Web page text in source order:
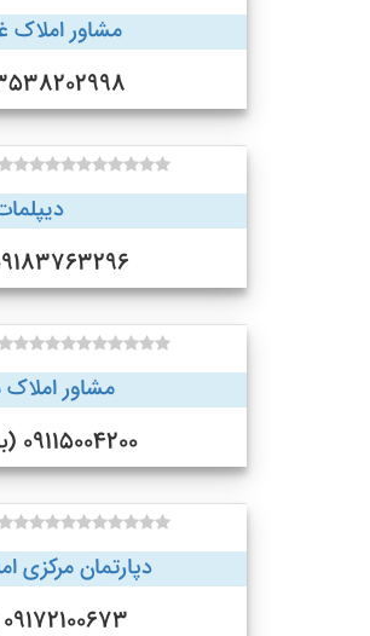
مشاور املاک
03538202998
09183763296
مشاور
09115004200 (بندر انزلی)
دپارتمان مرکزی
09172100673 (شیراز )